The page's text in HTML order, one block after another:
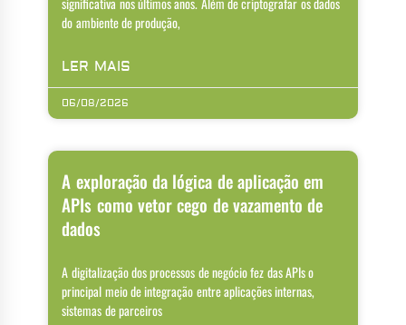
do ambiente de produção,
LER MAIS
06/08/2026
A exploração da lógica de aplicação em
APIs como vetor cego de vazamento de
dados
A digitalização dos processos de negócio fez das APIs o
principal meio de integração entre aplicações internas,
sistemas de parceiros